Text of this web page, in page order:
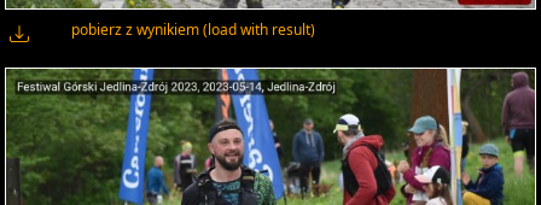
pobierz z wynikiem (load with result)